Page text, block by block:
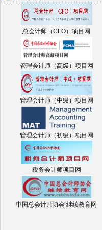
总会计师（CFO）项目网
管理会计师（高级）项目网
管理会计师（中级）项目网
管理会计师（初级）项目网
税务会计师项目网
中国总会计师协会 继续教育网